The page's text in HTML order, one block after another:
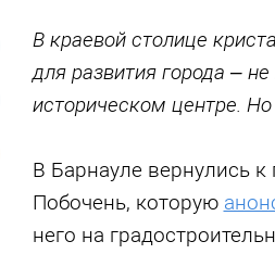
В краевой столице
для развития города –
историческом центре.
В Барнауле вернулись к
Побочень, которую
него на